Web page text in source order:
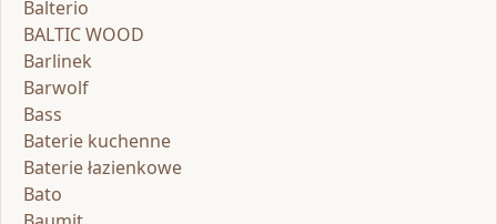
Balterio
BALTIC WOOD
Barlinek
Barwolf
Bass
Baterie kuchenne
Baterie łazienkowe
Bato